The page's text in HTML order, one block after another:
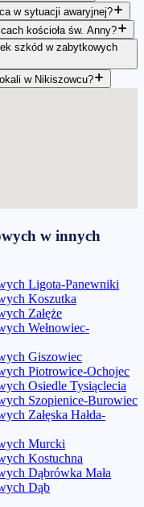
w sytuacji awaryjnej?
kościoła św. Anny?
szkód w zabytkowych
w Nikiszowcu?
w innych
Ligota-Panewniki
Koszutka
Załęże
Wełnowiec-
Giszowiec
Piotrowice-Ochojec
Osiedle Tysiąclecia
Szopienice-Burowiec
Załęska Hałda-
Murcki
Kostuchna
Dąbrówka Mała
Dąb